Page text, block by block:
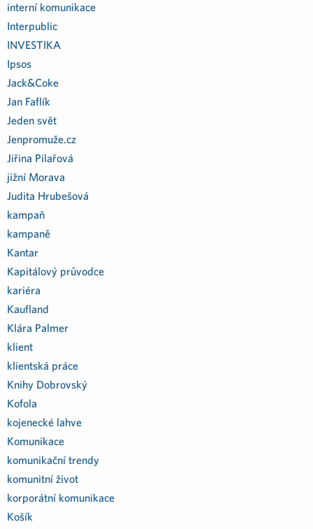
interní komunikace
Interpublic
INVESTIKA
Ipsos
Jack&Coke
Jan Faflík
Jeden svět
Jenpromuže.cz
Jiřina Pilařová
jižní Morava
Judita Hrubešová
kampaň
kampaně
Kantar
Kapitálový průvodce
kariéra
Kaufland
Klára Palmer
klient
klientská práce
Knihy Dobrovský
Kofola
kojenecké lahve
Komunikace
komunikační trendy
komunitní život
korporátní komunikace
Košík